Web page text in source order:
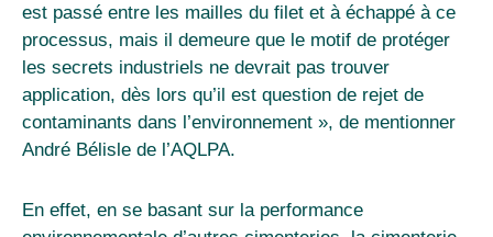
est passé entre les mailles du filet et à échappé à ce
processus, mais il demeure que le motif de protéger
les secrets industriels ne devrait pas trouver
application, dès lors qu’il est question de rejet de
contaminants dans l’environnement », de mentionner
André Bélisle de l’AQLPA.
En effet, en se basant sur la performance